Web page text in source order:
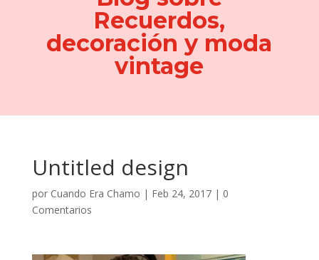
Recuerdos,
decoración y moda
vintage
Untitled design
por Cuando Era Chamo | Feb 24, 2017| 0
Comentarios